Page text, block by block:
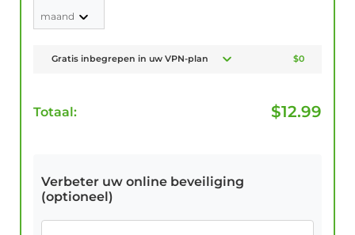
maand
Gratis inbegrepen in uw VPN-plan $0
Totaal: $12.99
Verbeter uw online beveiliging
(optioneel)